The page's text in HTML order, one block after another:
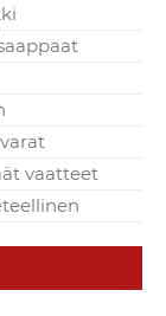
vaatteet